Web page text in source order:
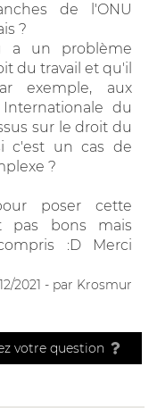
de l'ONU
?
a un problème
du travail et qu'il
exemple, aux
du
sur le droit du
c'est un cas de
?
poser cette
pas bons mais
:D Merci
2021 - par Krosmur
votre question